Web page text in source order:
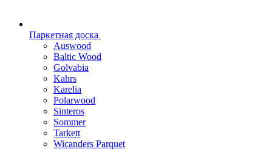
Паркетная доска
Auswood
Baltic Wood
Golvabia
Kahrs
Karelia
Polarwood
Sinteros
Sommer
Tarkett
Wicanders Parquet